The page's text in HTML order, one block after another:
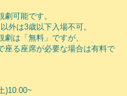
可能です。
外は3歳以下入場不可。
は「無料」ですが、
座る座席が必要な場合は有料で
)10:00~